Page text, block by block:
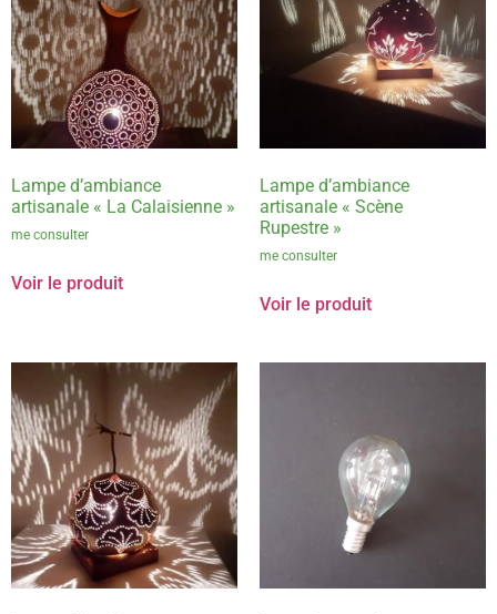
Lampe d’ambiance
artisanale « La Calaisienne »
me consulter
Voir le produit
Lampe d’ambiance
artisanale « Scène
Rupestre »
me consulter
Voir le produit